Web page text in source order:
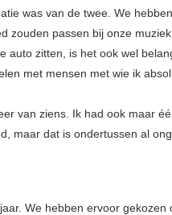
was van de twee. We
zouden passen bij onze
auto zitten, is het ook wel
met mensen met wie ik
van ziens. Ik had ook maar
maar dat is ondertussen al
We hebben ervoor gekozen